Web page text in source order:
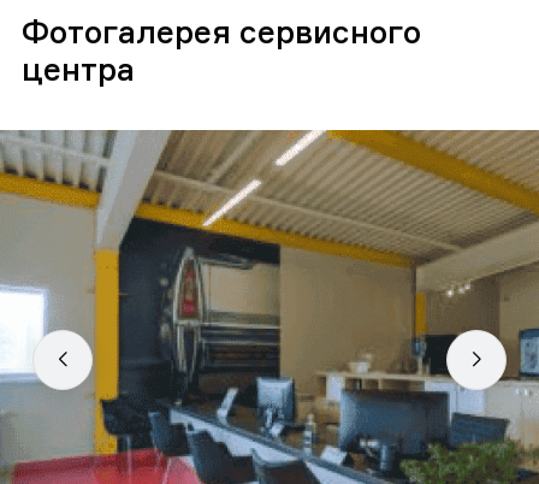
Фотогалерея сервисного
центра